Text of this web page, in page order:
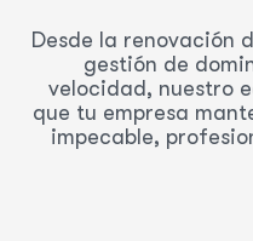
Desde la renovación
gestión de
velocidad, nuestro
que tu empresa
impecable,